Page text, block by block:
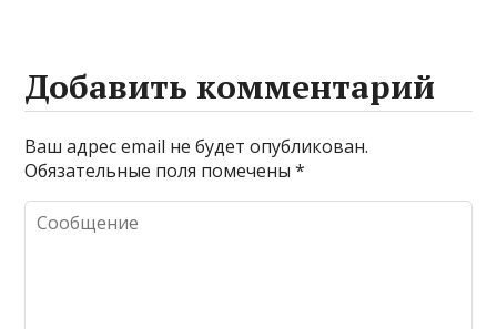
Добавить комментарий
Ваш адрес email не будет опубликован.
Обязательные поля помечены*